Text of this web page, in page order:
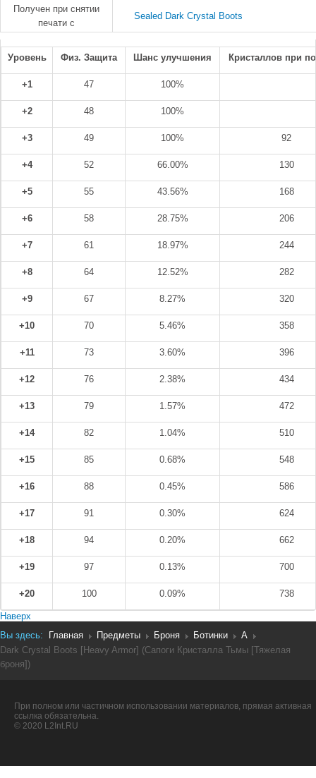
Получен при снятии
печати с
Sealed Dark Crystal Boots
Уровень Физ. Защита Шанс улучшения Кристаллов при
+1 47 100%
+2 48 100%
+3 49 100% 92
+4 52 66.00% 130
+5 55 43.56% 168
+6 58 28.75% 206
+7 61 18.97% 244
+8 64 12.52% 282
+9 67 8.27% 320
+10 70 5.46% 358
+11 73 3.60% 396
+12 76 2.38% 434
+13 79 1.57% 472
+14 82 1.04% 510
+15 85 0.68% 548
+16 88 0.45% 586
+17 91 0.30% 624
+18 94 0.20% 662
+19 97 0.13% 700
+20 100 0.09% 738
Наверх
Вы здесь:
Главная Предметы Броня Ботинки
A
Dark Crystal Boots [Heavy Armor] (Сапоги Кристалла Тьмы [Тяжелая
броня])
При полном или частичном использовании материалов, прямая активная
ссылка обязательна.
© 2020 L2Int.RU